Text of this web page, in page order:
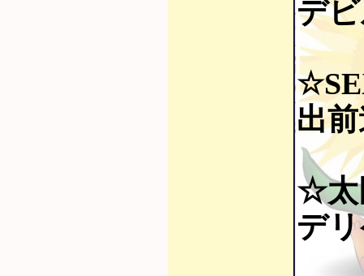
デ
出
☆太
デ